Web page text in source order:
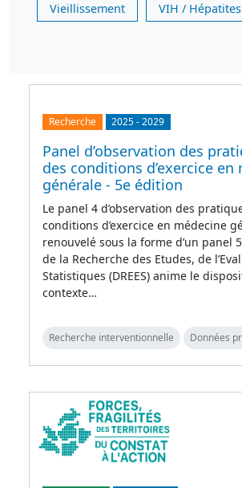
Vieillissement VIH / Hépatites
Recherche 2025-2029
Panel d’observation des
des conditions d’exercice en
générale - 5e édition
Le panel 4 d’observation des
conditions d’exercice en médecine
renouvelé sous la forme d’un panel
de la Recherche des Etudes, de
Statistiques (DREES) anime le
contexte…
Recherche interventionnelle Données